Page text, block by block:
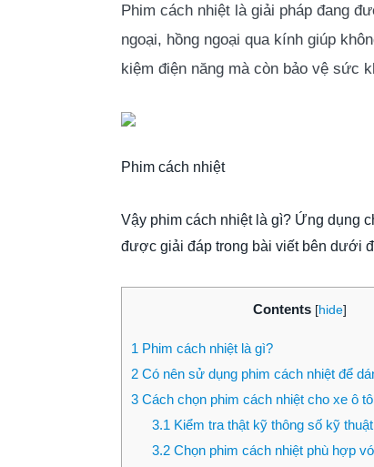
Phim cách nhiệt là giải pháp đang
ngoại, hồng ngoại qua kính giúp
kiệm điện năng mà còn bảo vệ sức
Phim cách nhiệt
Vậy phim cách nhiệt là gì? Ứng dụng
được giải đáp trong bài viết bên dưới
Contents [hide]
1 Phim cách nhiệt là gì?
2 Có nên sử dụng phim cách nhiệt để
3 Cách chọn phim cách nhiệt cho xe ô
3.1 Kiểm tra thật kỹ thông số kỹ
3.2Chọn phim cách nhiệt phù hợp